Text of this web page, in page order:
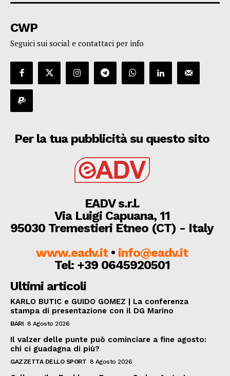
CWP
Seguici sui social e contattaci per info
Per la tua pubblicità su questo sito
EADV s.r.l.
Via Luigi Capuana, 11
95030 Tremestieri Etneo (CT) - Italy
www.eadv.it• info@eadv.it
Tel: +39 0645920501
Ultimi articoli
KARLO BUTIC e GUIDO GOMEZ | La conferenza
stampa di presentazione con il DG Marino
BARI 8 Agosto 2026
Il valzer delle punte può cominciare a fine agosto:
chi ci guadagna di più?
GAZZETTA DELLO SPORT 8 Agosto 2026